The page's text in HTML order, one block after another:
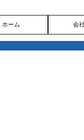
ホーム 会